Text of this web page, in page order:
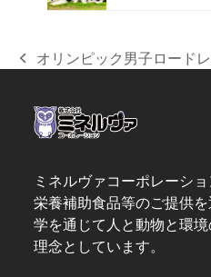
previous
オリンピック男子ロードレ
ミネルヴァコーポレーシ
栄養補助食品等のご提供
学を通じて人と動物と環
理念としています。